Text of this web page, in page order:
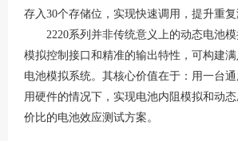
存入30个存储位，实现快速调用，提升重
2220系列并非传统意义上的动态电池
模拟控制接口和精准的输出特性，可构建
电池模拟系统。其核心价值在于：用一台
用硬件的情况下，实现电池内阻模拟和动
价比的电池效应测试方案。